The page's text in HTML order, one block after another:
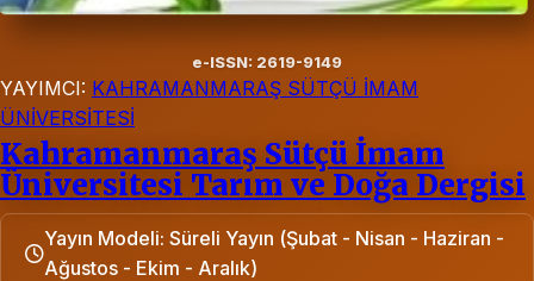
e-ISSN: 2619-9149
YAYIMCI: KAHRAMANMARAŞ SÜTÇÜ İMAM
ÜNİVERSİTESİ
Kahramanmaraş Sütçü İmam
Üniversitesi Tarım ve Doğa Dergisi
Yayın Modeli: Süreli Yayın (Şubat - Nisan - Haziran -
Ağustos - Ekim - Aralık)